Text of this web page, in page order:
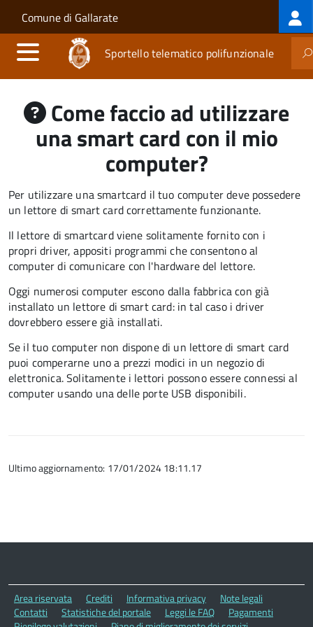
Salta al contenuto principale
Skip to site navigation
Comune di Gallarate
Sportello telematico polifunzionale
Come faccio ad utilizzare
una smart card con il mio
computer?
Per utilizzare una smartcard il tuo computer deve possedere
un lettore di smart card correttamente funzionante.
Il lettore di smartcard viene solitamente fornito con i
propri driver, appositi programmi che consentono al
computer di comunicare con l'hardware del lettore.
Oggi numerosi computer escono dalla fabbrica con già
installato un lettore di smart card: in tal caso i driver
dovrebbero essere già installati.
Se il tuo computer non dispone di un lettore di smart card
puoi comperarne uno a prezzi modici in un negozio di
elettronica. Solitamente i lettori possono essere connessi al
computer usando una delle porte USB disponibili.
Ultimo aggiornamento: 17/01/2024 18:11.17
Area riservata Crediti Informativa privacy
Note legali
Contatti
Statistiche del portale Leggi le FAQ
Pagamenti